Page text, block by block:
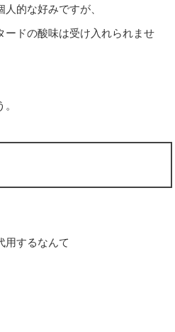
的な好みですが、
ードの酸味は受け入れられませ
用するなんて